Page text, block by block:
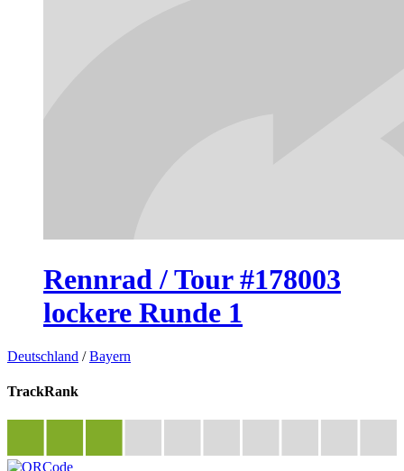
Rennrad / Tour #178003
lockere Runde 1
Deutschland /Bayern
TrackRank